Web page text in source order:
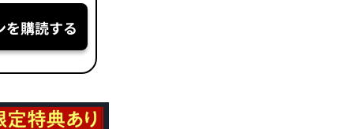
を購読する